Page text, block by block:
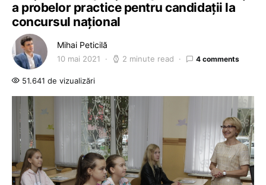
a probelor practice pentru candidații la
concursul național
Mihai Peticilă
10 mai 2021 2 minute read 4 comments
51.641 de vizualizări